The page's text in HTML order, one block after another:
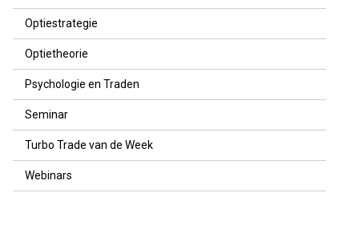
Optiestrategie
Optietheorie
Psychologie en Traden
Seminar
Turbo Trade van de Week
Webinars